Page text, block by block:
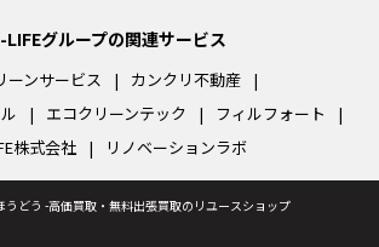
LIFEグループの関連サービス
ーンサービス
カンクリ不動産
エコクリーンテック
フィルフォート
株式会社
リノベーションラボ
うどう -高価買取・無料出張買取のリユースショップ